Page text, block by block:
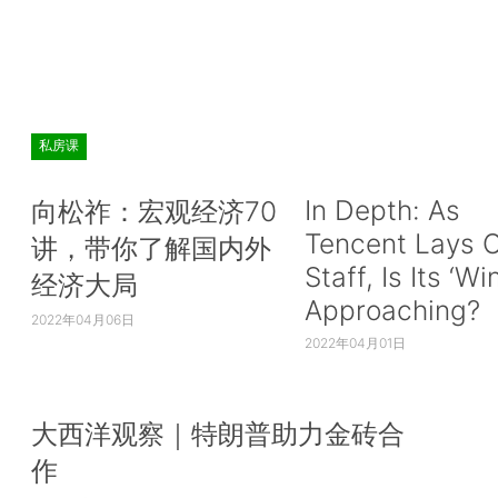
私房课
向松祚：宏观经济70
讲，带你了解国内外
经济大局
2022年04月06日
In Depth: As
Tencent Lays
Staff, Is Its
Approaching?
2022年04月01日
大西洋观察｜特朗普助力金砖合
作